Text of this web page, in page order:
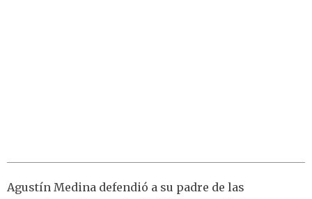
Agustín Medina defendió a su padre de las